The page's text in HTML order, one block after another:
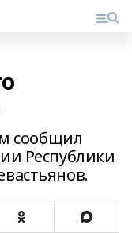
сообщил
Республики